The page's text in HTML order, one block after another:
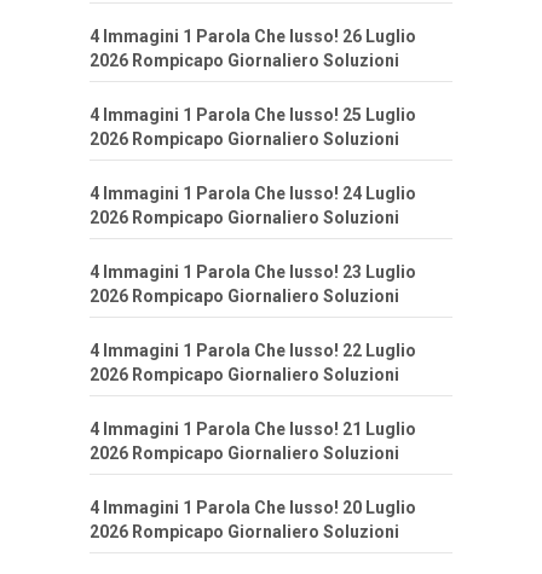
4 Immagini 1 Parola Che lusso! 26 Luglio
2026 Rompicapo Giornaliero Soluzioni
4 Immagini 1 Parola Che lusso! 25 Luglio
2026 Rompicapo Giornaliero Soluzioni
4 Immagini 1 Parola Che lusso! 24 Luglio
2026 Rompicapo Giornaliero Soluzioni
4 Immagini 1 Parola Che lusso! 23 Luglio
2026 Rompicapo Giornaliero Soluzioni
4 Immagini 1 Parola Che lusso! 22 Luglio
2026 Rompicapo Giornaliero Soluzioni
4 Immagini 1 Parola Che lusso! 21 Luglio
2026 Rompicapo Giornaliero Soluzioni
4 Immagini 1 Parola Che lusso! 20 Luglio
2026 Rompicapo Giornaliero Soluzioni